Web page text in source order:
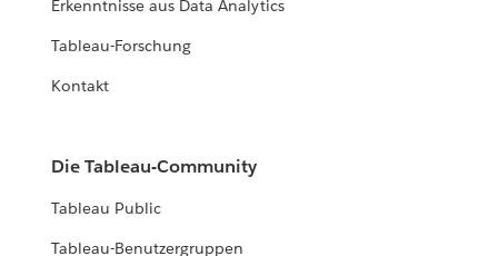
Erkenntnisse aus Data Analytics
Tableau-Forschung
Kontakt
Die Tableau-Community
Tableau Public
Tableau-Benutzergruppen